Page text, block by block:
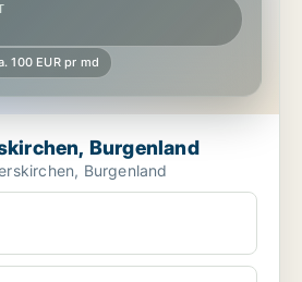
100 EUR pr md
Burgenland
i Donnerskirchen, Burgenland